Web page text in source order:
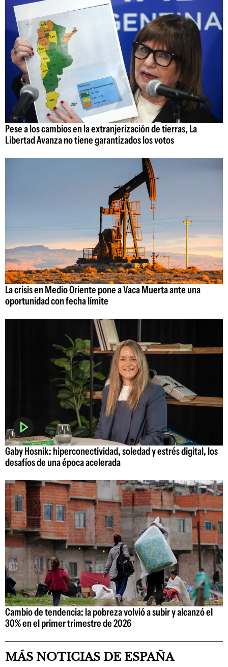
Pese a los cambios en la extranjerización de tierras, La
Libertad Avanza no tiene garantizados los votos
La crisis en Medio Oriente pone a Vaca Muerta ante una
oportunidad con fecha límite
Gaby Hosnik: hiperconectividad, soledad y estrés digital, los
desafíos de una época acelerada
Cambio de tendencia: la pobreza volvió a subir y alcanzó el
30% en el primer trimestre de 2026
MÁS NOTICIAS DE ESPAÑA